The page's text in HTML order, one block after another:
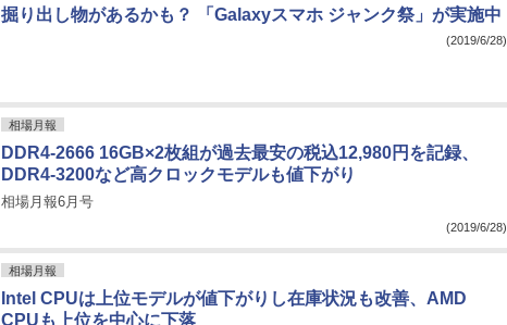
掘り出し物があるかも？ 「Galaxyスマホ ジャンク祭」が実施中
(2019/6/28)
相場月報
DDR4-2666 16GB×2枚組が過去最安の税込12,980円を記録、
DDR4-3200など高クロックモデルも値下がり
相場月報6月号
(2019/6/28)
相場月報
Intel CPUは上位モデルが値下がりし在庫状況も改善、AMD
CPUも上位を中心に下落